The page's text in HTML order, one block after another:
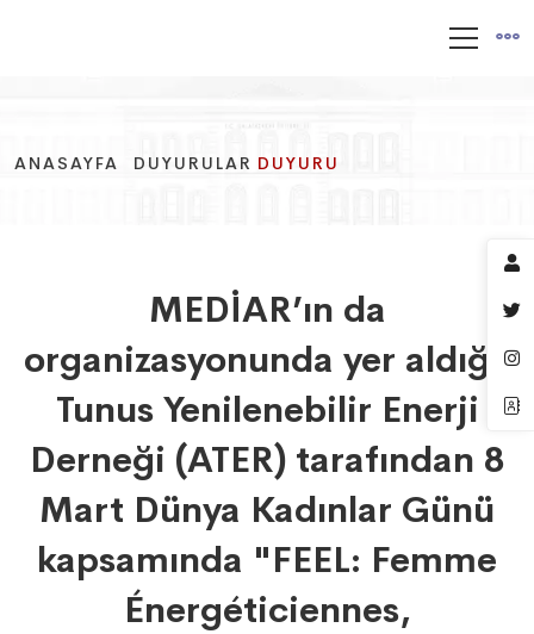
ANASAYFA DUYURULAR DUYURU
ANASAYFA DUYURULAR DUYURU
ANASAYFA DUYURULAR DUYURU
MEDİAR’ın da
organizasyonunda yer aldığı,
Tunus Yenilenebilir Enerji
Derneği (ATER) tarafından 8
Mart Dünya Kadınlar Günü
kapsamında "FEEL: Femme
Énergéticiennes,